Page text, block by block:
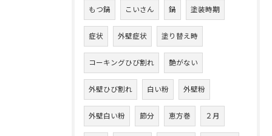
もつ鍋 こいさん 鍋 塗装時期
症状 外壁症状 塗り替え時
コーキングひび割れ 艶がない
外壁ひび割れ 白い粉 外壁粉
外壁白い粉 節分 恵方巻 ２月